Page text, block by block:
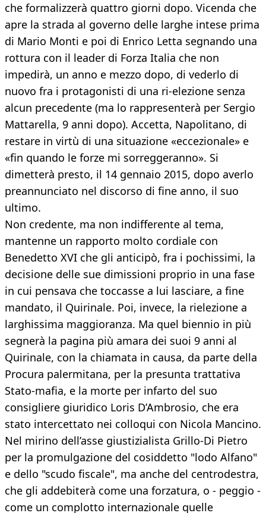
che formalizzerà quattro giorni dopo. Vicenda che
apre la strada al governo delle larghe intese prima
di Mario Monti e poi di Enrico Letta segnando una
rottura con il leader di Forza Italia che non
impedirà, un anno e mezzo dopo, di vederlo di
nuovo fra i protagonisti di una ri-elezione senza
alcun precedente (ma lo rappresenterà per Sergio
Mattarella, 9 anni dopo). Accetta, Napolitano, di
restare in virtù di una situazione «eccezionale» e
«fin quando le forze mi sorreggeranno». Si
dimetterà presto, il 14 gennaio 2015, dopo averlo
preannunciato nel discorso di fine anno, il suo
ultimo.
Non credente, ma non indifferente al tema,
mantenne un rapporto molto cordiale con
Benedetto XVI che gli anticipò, fra i pochissimi, la
decisione delle sue dimissioni proprio in una fase
in cui pensava che toccasse a lui lasciare, a fine
mandato, il Quirinale. Poi, invece, la rielezione a
larghissima maggioranza. Ma quel biennio in più
segnerà la pagina più amara dei suoi 9 anni al
Quirinale, con la chiamata in causa, da parte della
Procura palermitana, per la presunta trattativa
Stato-mafia, e la morte per infarto del suo
consigliere giuridico Loris D’Ambrosio, che era
stato intercettato nei colloqui con Nicola Mancino.
Nel mirino dell’asse giustizialista Grillo-Di Pietro
per la promulgazione del cosiddetto "lodo Alfano"
e dello "scudo fiscale", ma anche del centrodestra,
che gli addebiterà come una forzatura, o - peggio -
come un complotto internazionale quelle